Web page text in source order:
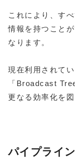
これにより、す
情報を持つこと
なります。
現在利用されて
「Broadcast
更なる効率化を図
パイプライ